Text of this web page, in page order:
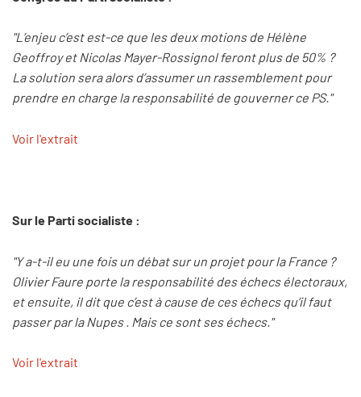
"L’enjeu c’est est-ce que les deux motions de Hélène
Geoffroy et Nicolas Mayer-Rossignol feront plus de 50% ?
La solution sera alors d’assumer un rassemblement pour
prendre en charge la responsabilité de gouverner ce PS."
Voir l'extrait
Sur le Parti socialiste :
"Y a-t-il eu une fois un débat sur un projet pour la France ?
Olivier Faure porte la responsabilité des échecs électoraux,
et ensuite, il dit que c’est à cause de ces échecs qu’il faut
passer par la Nupes . Mais ce sont ses échecs."
Voir l'extrait